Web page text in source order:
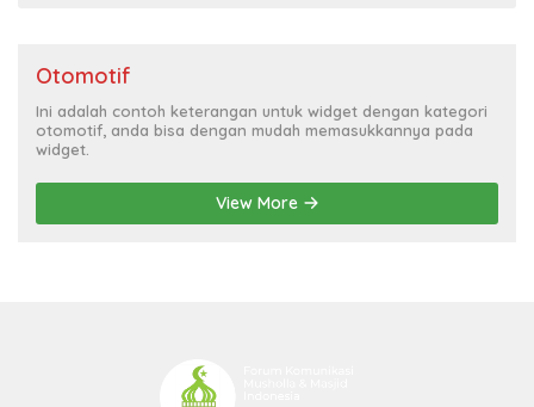
Otomotif
Ini adalah contoh keterangan untuk widget dengan kategori
otomotif, anda bisa dengan mudah memasukkannya pada
widget.
View More